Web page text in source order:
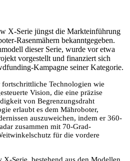
X-Serie jüngst die Markteinführung
Rasenmähern bekanntgegeben.
dieser Serie, wurde vor etwa
vorgestellt und finanziert sich
Kampagne seiner Kategorie.
Technologien wie
Vision, die eine präzise
von Begrenzungsdraht
erlaubt es dem Mähroboter,
auszuweichen, indem er 360-
zusammen mit 70-Grad-
für die vordere